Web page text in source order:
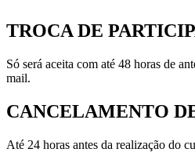
TROCA DE
Só será aceita com até 48 horas de
mail.
CANCELAMENTO
Até 24 horas antes da realização do